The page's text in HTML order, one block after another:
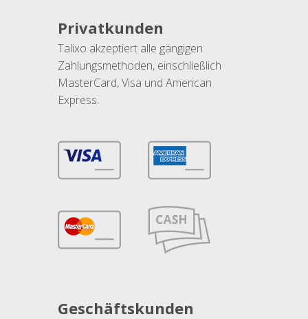
Privatkunden
Talixo akzeptiert alle gängigen
Zahlungsmethoden, einschließlich
MasterCard, Visa und American
Express.
Geschäftskunden